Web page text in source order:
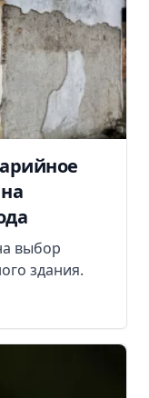
выбор
здания.